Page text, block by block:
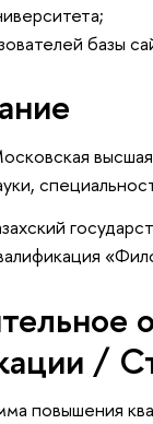
базы
/
повышения